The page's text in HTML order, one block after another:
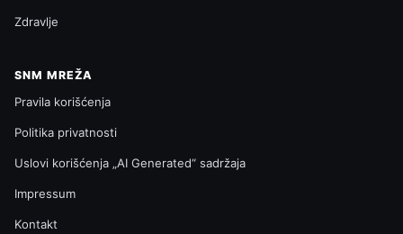
Zdravlje
SNM MREŽA
Pravila korišćenja
Politika privatnosti
Uslovi korišćenja „AI Generated“ sadržaja
Impressum
Kontakt